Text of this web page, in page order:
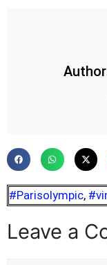
#Parisolympic,
Leave a